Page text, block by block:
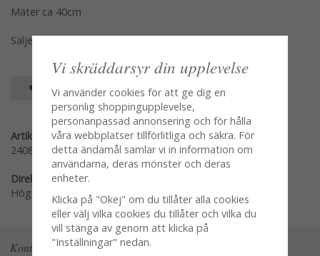
Mäter ca 40cm
Säljes per styck
SPARA SOM FAVORIT
Artikelnummer:
2408-10
Direktlänk:
Högerklicka och kopiera adressen
Kontakta oss
Vi skräddarsyr din upplevelse
Vi använder cookies för att ge dig en
personlig shoppingupplevelse,
personanpassad annonsering och för hålla
våra webbplatser tillförlitliga och säkra. För
detta ändamål samlar vi in information om
användarna, deras mönster och deras
enheter.
Klicka på "Okej" om du tillåter alla cookies
eller välj vilka cookies du tillåter och vilka du
vill stänga av genom att klicka på
"Inställningar" nedan.